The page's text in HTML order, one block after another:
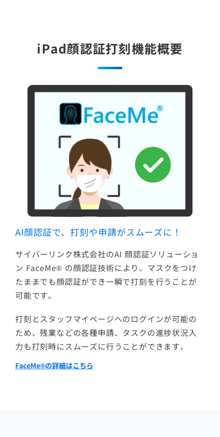
iPad顔認証打刻機能概要
AI顔認証で、打刻や申請がスムーズに！
サイバーリンク株式会社のAI 顔認証ソリューショ
ン FaceMe® の顔認証技術により、マスクをつけ
たままでも顔認証ができ一瞬で打刻を行うことが
可能です。
打刻とスタッフマイページへのログインが可能の
ため、残業などの各種申請、タスクの進捗状況入
力も打刻時にスムーズに行うことができます。
FaceMe®の詳細はこちら